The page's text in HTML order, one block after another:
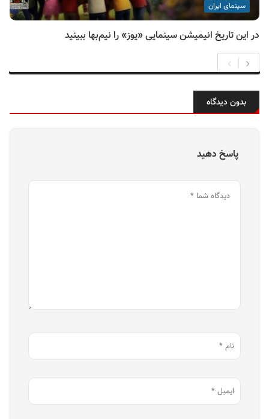
سینمای ایران
در این تاریخ انیمیشن سینمایی «یوز» را نیم‌بها ببینید
بدون دیدگاه
پاسخ دهید